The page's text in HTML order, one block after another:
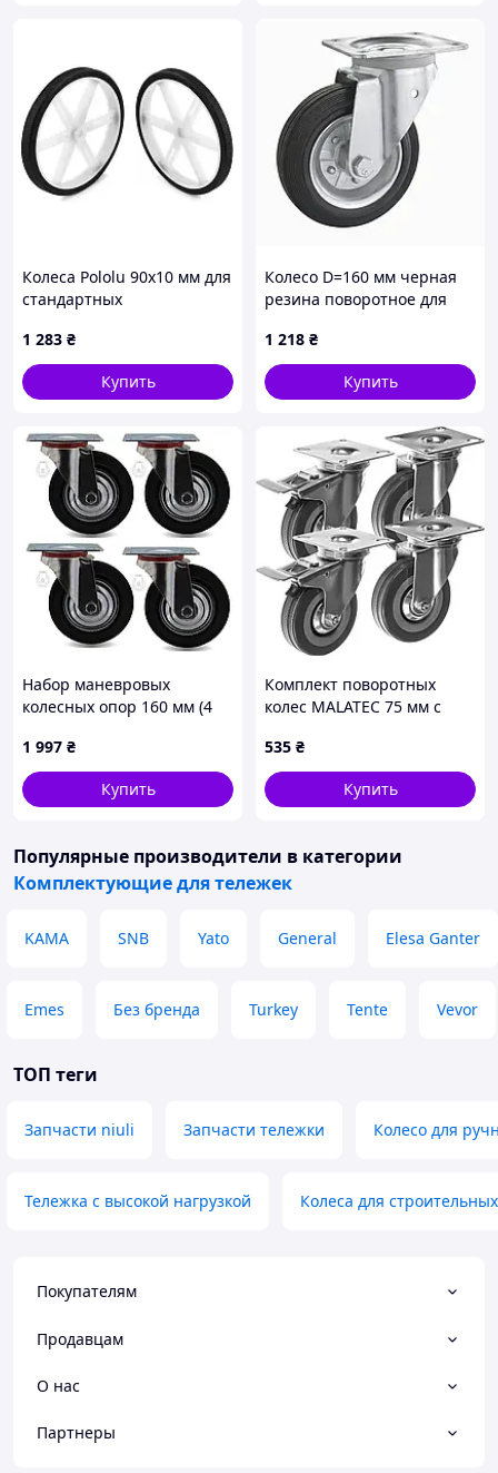
Колеса Pololu 90x10 мм для
стандартных
мм 25T (белые)
1 283 ₴
Купить
Колесо D=160 мм черная
резина поворотное для
1 218 ₴
Купить
Набор маневровых
колесных опор 160 мм (4
тормоза) 600 кг
1 997 ₴
Купить
Комплект поворотных
колес MALATEC 75 мм с
грузоподъемность 220 кг,
для тележки Vmarket
535 ₴
Купить
Популярные производители в категории
Комплектующие для тележек
KAMA SNB Yato General Elesa Ganter
Emes Без бренда Turkey Tente Vevor
ТОП теги
Запчасти niuli Запчасти тележки Колесо для
Тележка с высокой нагрузкой Колеса для
Покупателям
Продавцам
О нас
Партнеры